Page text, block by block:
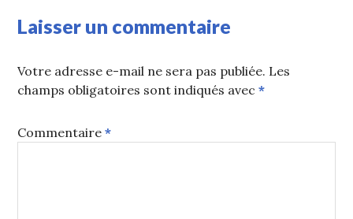
Laisser un commentaire
Votre adresse e-mail ne sera pas publiée. Les
champs obligatoires sont indiqués avec*
Commentaire*